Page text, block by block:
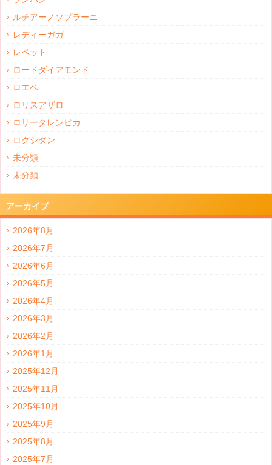
ルチアーノソプラーニ
レディーガガ
レペット
ロードダイアモンド
ロエベ
ロリスアザロ
ロリータレンピカ
ロクシタン
未分類
未分類
アーカイブ
2026年8月
2026年7月
2026年6月
2026年5月
2026年4月
2026年3月
2026年2月
2026年1月
2025年12月
2025年11月
2025年10月
2025年9月
2025年8月
2025年7月